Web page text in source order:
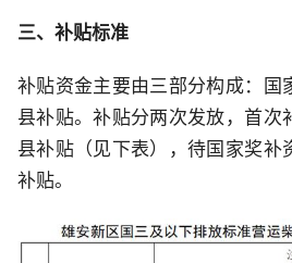
三、补贴标准
补贴资金主要由三部分构成：国
县补贴。补贴分两次发放，首次
县补贴（见下表），待国家奖补
补贴。